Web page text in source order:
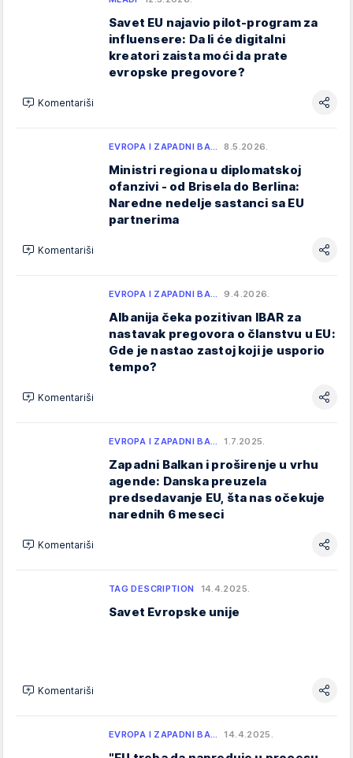
Savet EU najavio pilot-program za
influensere: Da li će digitalni
kreatori zaista moći da prate
evropske pregovore?
Komentariši
EVROPA I ZAPADNI BA… 8.5.2026.
Ministri regiona u diplomatskoj
ofanzivi - od Brisela do Berlina:
Naredne nedelje sastanci sa EU
partnerima
Komentariši
EVROPA I ZAPADNI BA… 9.4.2026.
Albanija čeka pozitivan IBAR za
nastavak pregovora o članstvu u EU:
Gde je nastao zastoj koji je usporio
tempo?
Komentariši
EVROPA I ZAPADNI BA… 1.7.2025.
Zapadni Balkan i proširenje u vrhu
agende: Danska preuzela
predsedavanje EU, šta nas očekuje
narednih 6 meseci
Komentariši
TAG DESCRIPTION 14.4.2025.
Savet Evropske unije
Komentariši
EVROPA I ZAPADNI BA… 14.4.2025.